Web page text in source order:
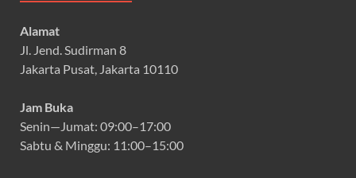
Alamat
Jl. Jend. Sudirman 8
Jakarta Pusat, Jakarta 10110
Jam Buka
Senin—Jumat: 09:00–17:00
Sabtu & Minggu: 11:00–15:00